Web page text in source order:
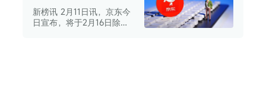
派发30亿红包
新榜讯 2月11日讯，京东今
日宣布，将于2月16日除夕